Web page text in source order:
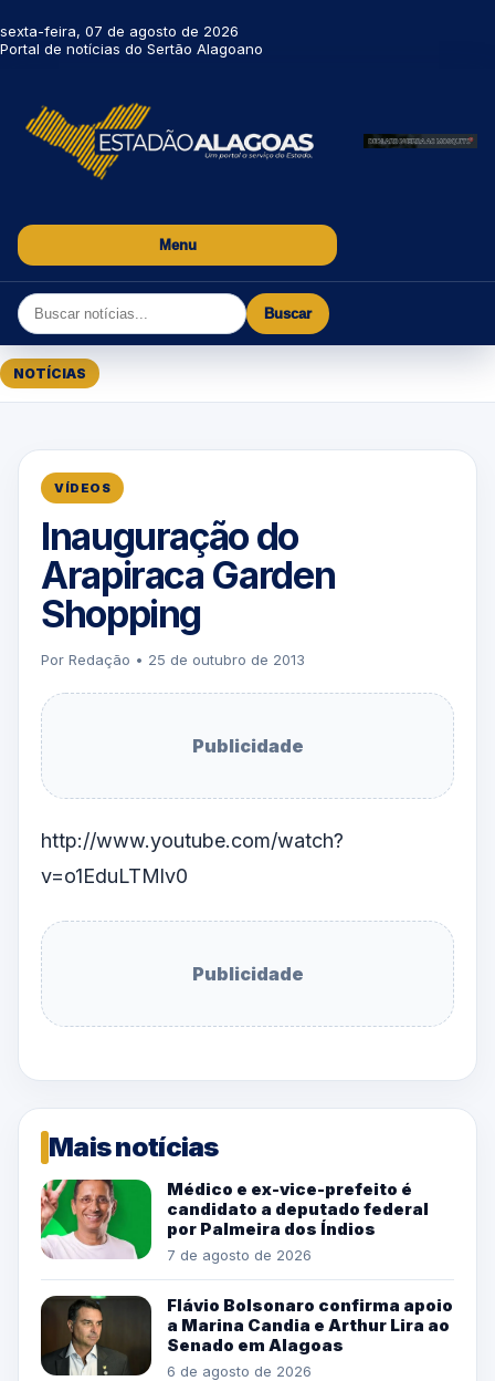
sexta-feira, 07 de agosto de 2026
Portal de notícias do Sertão Alagoano
Menu
Buscar
NOTÍCIAS
VÍDEOS
Inauguração do
Arapiraca Garden
Shopping
Por Redação • 25 de outubro de 2013
Publicidade
http://www.youtube.com/watch?
v=o1EduLTMlv0
Publicidade
Mais notícias
Médico e ex-vice-prefeito é
candidato a deputado federal
por Palmeira dos Índios
7 de agosto de 2026
Flávio Bolsonaro confirma apoio
a Marina Candia e Arthur Lira ao
Senado em Alagoas
6 de agosto de 2026